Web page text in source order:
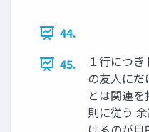
44.
45.
１行につ
の友人に
とは関連
則に従う